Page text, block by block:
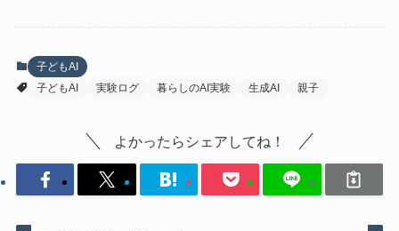
子どもAI
子どもAI
実験ログ 暮らしのAI実験 生成AI 親子
よかったらシェアしてね！